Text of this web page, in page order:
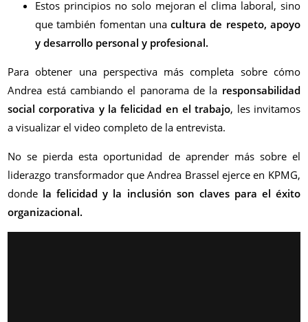
Estos principios no solo mejoran el clima laboral, sino
que también fomentan unacultura de respeto, apoyo
y desarrollo personal y profesional.
Para obtener una perspectiva más completa sobre cómo
Andrea está cambiando el panorama de la responsabilidad
social corporativa y la felicidad en el trabajo, les invitamos
a visualizar el video completo de la entrevista.
No se pierda esta oportunidad de aprender más sobre el
liderazgo transformador que Andrea Brassel ejerce en KPMG,
donde la felicidad y la inclusión son claves para el éxito
organizacional.